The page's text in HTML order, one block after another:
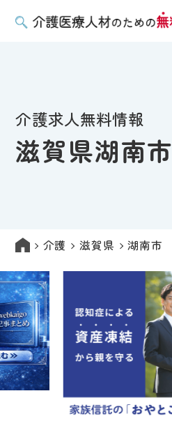
介護求人無料情報
滋賀県湖南市
介護 滋賀県 湖南市